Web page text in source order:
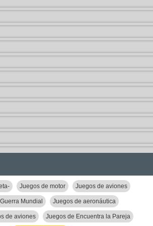
Juegos de motor Juegos de aviones
Mundial Juegos de aeronáutica
de aviones Juegos de Encuentra la Pareja